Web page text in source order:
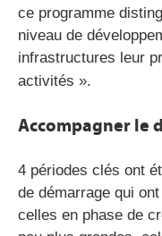
ce programme
niveau de
infrastructures leur
activités ».
Accompagner le
4 périodes clés ont
de démarrage qui
celles en phase de